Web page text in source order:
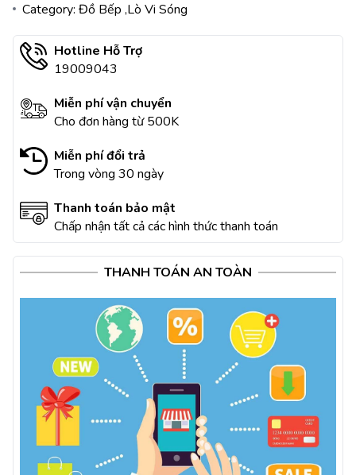
Category: Đồ Bếp ,Lò Vi Sóng
Hotline Hỗ Trợ
19009043
Miễn phí vận chuyển
Cho đơn hàng từ 500K
Miễn phí đổi trả
Trong vòng 30 ngày
Thanh toán bảo mật
Chấp nhận tất cả các hình thức thanh toán
THANH TOÁN AN TOÀN